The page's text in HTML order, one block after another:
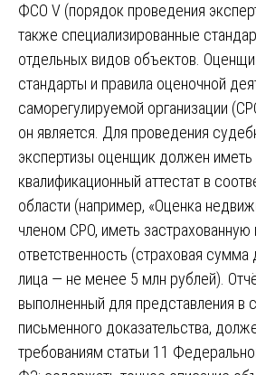
ФСО V (порядок проведения
также специализированные
отдельных видов объектов.
стандарты и правила оценочной
саморегулируемой организации
он является. Для проведения
экспертизы оценщик должен
квалификационный аттестат в
области (например, «Оценка
членом СРО, иметь
ответственность (страховая сумма
лица — не менее 5 млн рублей).
выполненный для представления в
письменного доказательства,
требованиям статьи 11